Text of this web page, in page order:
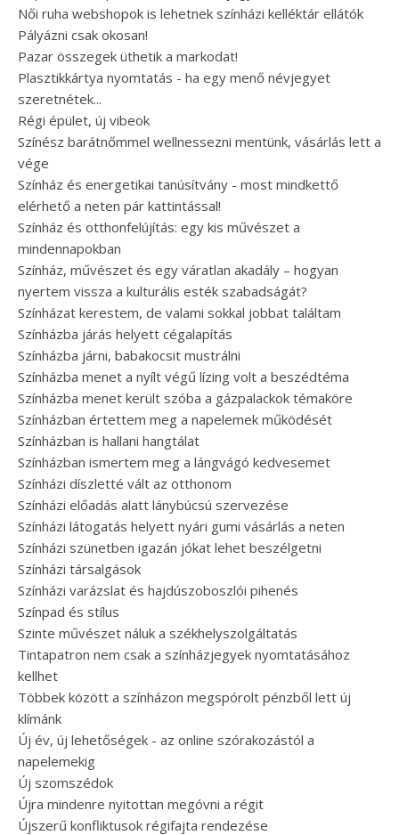
Női ruha webshopok is lehetnek színházi kelléktár ellátók
Pályázni csak okosan!
Pazar összegek üthetik a markodat!
Plasztikkártya nyomtatás - ha egy menő névjegyet
szeretnétek...
Régi épület, új vibeok
Színész barátnőmmel wellnessezni mentünk, vásárlás lett a
vége
Színház és energetikai tanúsítvány - most mindkettő
elérhető a neten pár kattintással!
Színház és otthonfelújítás: egy kis művészet a
mindennapokban
Színház, művészet és egy váratlan akadály – hogyan
nyertem vissza a kulturális esték szabadságát?
Színházat kerestem, de valami sokkal jobbat találtam
Színházba járás helyett cégalapítás
Színházba járni, babakocsit mustrálni
Színházba menet a nyílt végű lízing volt a beszédtéma
Színházba menet került szóba a gázpalackok témaköre
Színházban értettem meg a napelemek működését
Színházban is hallani hangtálat
Színházban ismertem meg a lángvágó kedvesemet
Színházi díszletté vált az otthonom
Színházi előadás alatt lánybúcsú szervezése
Színházi látogatás helyett nyári gumi vásárlás a neten
Színházi szünetben igazán jókat lehet beszélgetni
Színházi társalgások
Színházi varázslat és hajdúszoboszlói pihenés
Színpad és stílus
Szinte művészet náluk a székhelyszolgáltatás
Tintapatron nem csak a színházjegyek nyomtatásához
kellhet
Többek között a színházon megspórolt pénzből lett új
klímánk
Új év, új lehetőségek - az online szórakozástól a
napelemekig
Új szomszédok
Újra mindenre nyitottan megóvni a régit
Újszerű konfliktusok régifajta rendezése